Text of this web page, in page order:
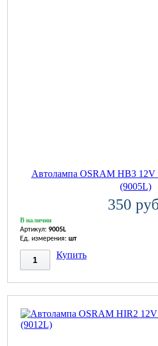
Автолампа OSRAM НВ3 12V
(9005L)
350
В наличии
Артикул: 9005L
Ед. измерения: шт
Купить